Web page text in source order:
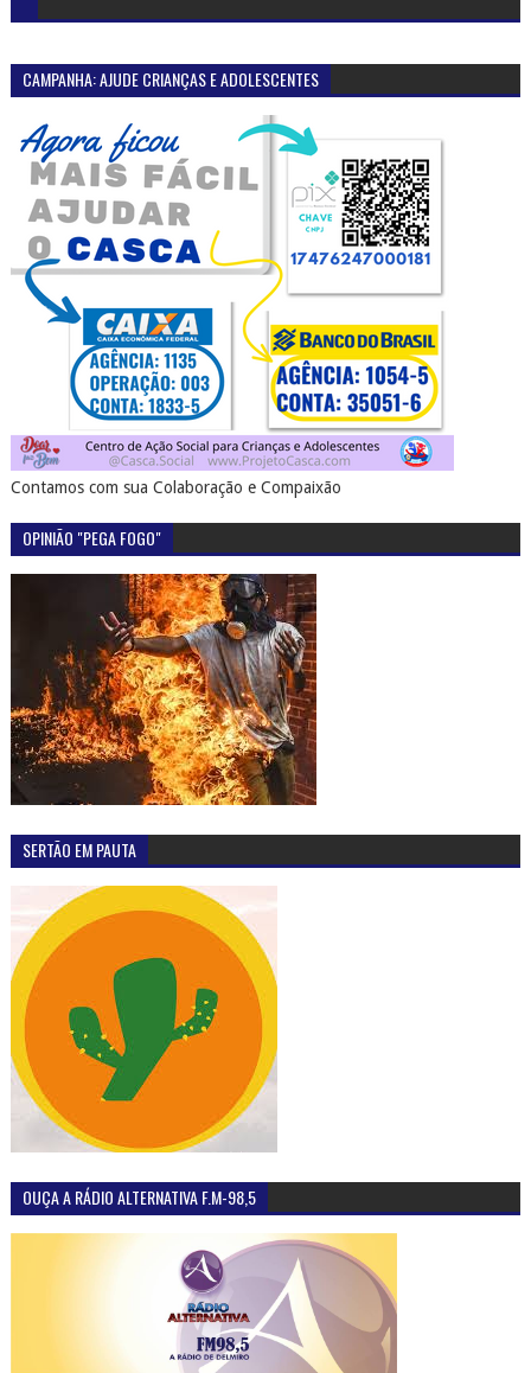
CAMPANHA: AJUDE CRIANÇAS E ADOLESCENTES
Contamos com sua Colaboração e Compaixão
OPINIÃO "PEGA FOGO"
SERTÃO EM PAUTA
OUÇA A RÁDIO ALTERNATIVA F.M-98,5